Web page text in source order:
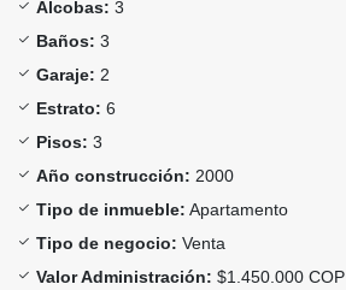
Alcobas: 3
Baños: 3
Garaje: 2
Estrato: 6
Pisos: 3
Año construcción: 2000
Tipo de inmueble: Apartamento
Tipo de negocio: Venta
Valor Administración: $1.450.000 COP